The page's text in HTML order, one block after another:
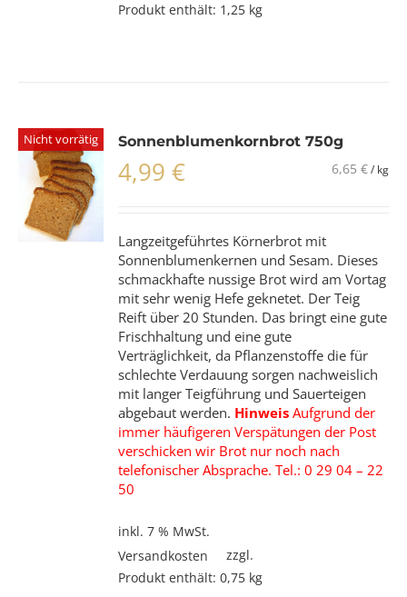
Produkt enthält: 1,25 kg
Nicht vorrätig Sonnenblumenkornbrot 750g
4,99€ 6,65 €/ kg
Langzeitgeführtes Körnerbrot mit
Sonnenblumenkernen und Sesam. Dieses
schmackhafte nussige Brot wird am Vortag
mit sehr wenig Hefe geknetet. Der Teig
Reift über 20 Stunden. Das bringt eine gute
Frischhaltung und eine gute
Verträglichkeit, da Pflanzenstoffe die für
schlechte Verdauung sorgen nachweislich
mit langer Teigführung und Sauerteigen
abgebaut werden. Hinweis Aufgrund der
immer häufigeren Verspätungen der Post
verschicken wir Brot nur noch nach
telefonischer Absprache. Tel.: 0 29 04 – 22
50
inkl. 7 % MwSt.
zzgl.
Versandkosten
Produkt enthält: 0,75 kg